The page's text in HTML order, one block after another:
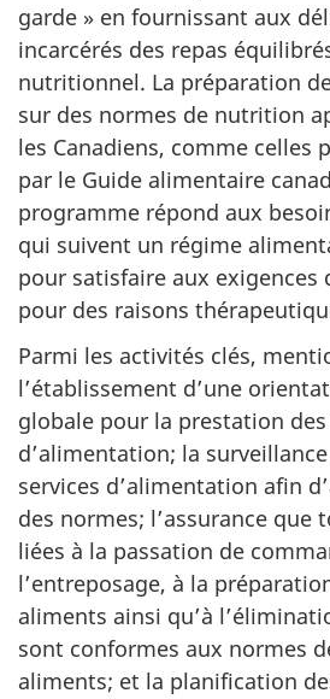
garde » en fournissant aux
incarcérés des repas
nutritionnel. La préparation
sur des normes de nutrition
les Canadiens, comme celles
par le Guide alimentaire
programme répond aux
qui suivent un régime
pour satisfaire aux exigences
pour des raisons
Parmi les activités clés,
l’établissement d’une
globale pour la prestation des
d’alimentation; la
services d’alimentation afin
des normes; l’assurance que
liées à la passation de
l’entreposage, à la
aliments ainsi qu’à
sont conformes aux normes
aliments; et la planification